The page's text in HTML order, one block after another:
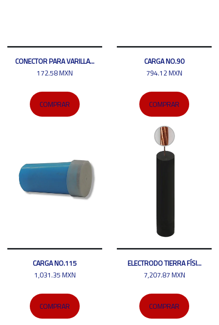
CONECTOR PARA VARILLA...
172.58 MXN
COMPRAR
CARGA NO.90
794.12 MXN
COMPRAR
CARGA NO.115
1,031.35 MXN
COMPRAR
ELECTRODO TIERRA FÍSI...
7,207.87 MXN
COMPRAR